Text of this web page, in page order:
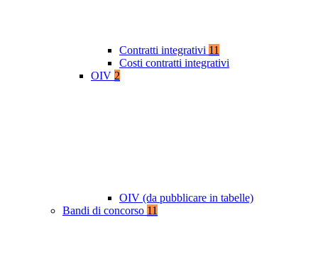
Contratti integrativi 11
Costi contratti integrativi
OIV 2
OIV (da pubblicare in tabelle)
Bandi di concorso 11